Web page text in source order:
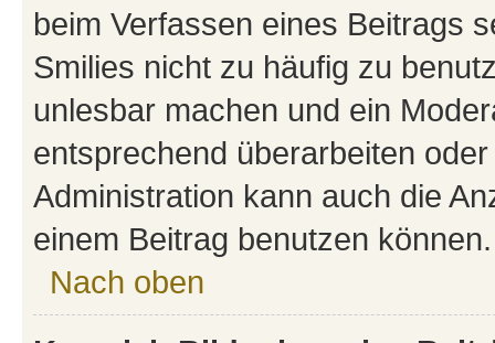
beim Verfassen eines Beitrags
Smilies nicht zu häufig zu
unlesbar machen und ein
entsprechend überarbeiten
Administration kann auch die
einem Beitrag benutzen können.
Nach oben